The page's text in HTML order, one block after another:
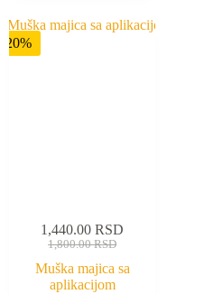
-20%
1,800.00RSD
1,440.00RSD
Muška majica sa
aplikacijom